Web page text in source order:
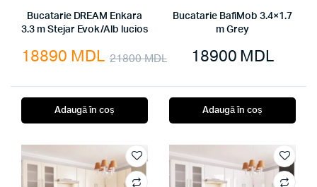
Bucatarie DREAM Enkara
3.3 m Stejar Evok/Alb lucios
21800MDL
inițial
a
fost:
21800 MDL.
18890 MDL
curent
este:
18890 MDL.
Adaugă în coș
Bucatarie BafiMob 3.4×1.7
m Grey
18900 MDL
Adaugă în coș